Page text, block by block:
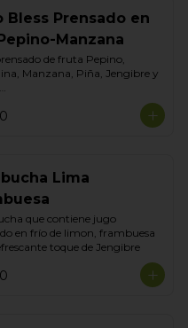
Bless Prensado en
Manzana
de fruta Pepino,
Manzana, Piña, Jengibre y
Lima
que contiene jugo
en frío de limon, frambuesa
toque de Jengibre